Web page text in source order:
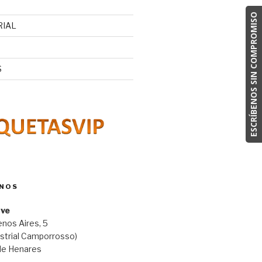
Aires, 5
Camporrosso)
Henares
ESCRÍBENOS SIN COMPROMISO